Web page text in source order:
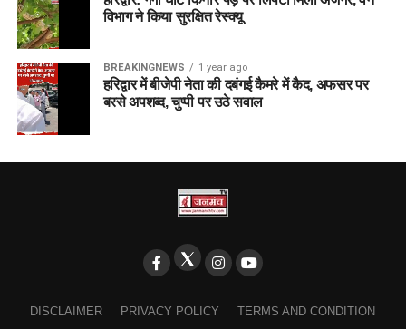
विभाग ने किया सुरक्षित रेस्क्यू
BREAKINGNEWS 1 year ago
हरिद्वार में बीजेपी नेता की दबंगई कैमरे में कैद, अफसर पर
बरसे अपशब्द, चुप्पी पर उठे सवाल
DISCLAIMER PRIVACY POLICY
TERMS AND CONDITION